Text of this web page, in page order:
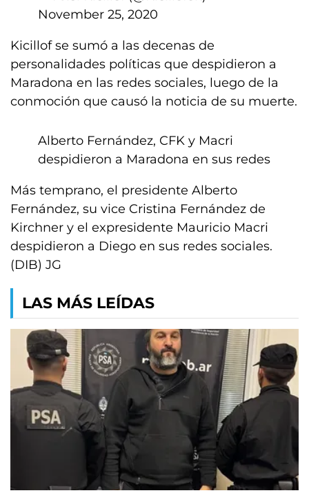
November 25, 2020
Kicillof se sumó a las decenas de
personalidades políticas que despidieron a
Maradona en las redes sociales, luego de la
conmoción que causó la noticia de su muerte.
Alberto Fernández, CFK y Macri
despidieron a Maradona en sus redes
Más temprano, el presidente Alberto
Fernández, su vice Cristina Fernández de
Kirchner y el expresidente Mauricio Macri
despidieron a Diego en sus redes sociales.
(DIB) JG
LAS MÁS LEÍDAS